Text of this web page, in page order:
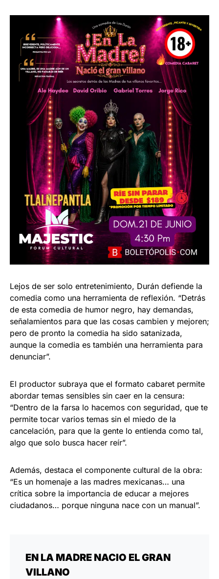
Lejos de ser solo entretenimiento, Durán defiende la
comedia como una herramienta de reflexión. “Detrás
de esta comedia de humor negro, hay demandas,
señalamientos para que las cosas cambien y mejoren;
pero de pronto la comedia ha sido satanizada,
aunque la comedia es también una herramienta para
denunciar”.
El productor subraya que el formato cabaret permite
abordar temas sensibles sin caer en la censura:
“Dentro de la farsa lo hacemos con seguridad, que te
permite tocar varios temas sin el miedo de la
cancelación, para que la gente lo entienda como tal,
algo que solo busca hacer reír”.
Además, destaca el componente cultural de la obra:
“Es un homenaje a las madres mexicanas… una
crítica sobre la importancia de educar a mejores
ciudadanos… porque ninguna nace con un manual”.
EN LA MADRE NACIO EL GRAN
VILLANO